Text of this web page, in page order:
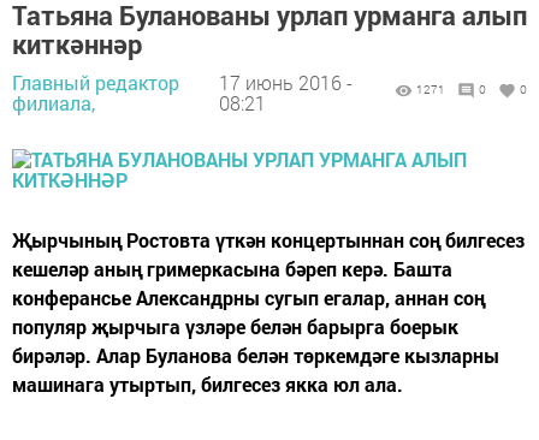
Татьяна Буланованы урлап урманга алып
киткәннәр
Главный редактор
филиала,
17 июнь 2016 -
08:21
1271 0 0
Җырчының Ростовта үткән концертыннан соң билгесез
кешеләр аның гримеркасына бәреп керә. Башта
конферансье Александрны сугып егалар, аннан соң
популяр җырчыга үзләре белән барырга боерык
бирәләр. Алар Буланова белән төркемдәге кызларны
машинага утыртып, билгесез якка юл ала.